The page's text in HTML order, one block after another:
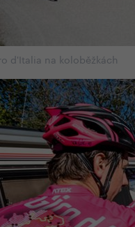
d'Italia na koloběžkách